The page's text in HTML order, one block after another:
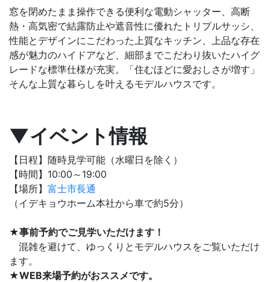
窓を閉めたまま操作できる便利な電動シャッター、高断
熱・高気密で結露防止や遮音性に優れたトリプルサッシ、
性能とデザインにこだわった上質なキッチン、上品な存在
感が魅力のハイドアなど、細部までこだわり抜いたハイグ
レードな標準仕様が充実。「住むほどに愛おしさが増す」
そんな上質な暮らしを叶えるモデルハウスです。
▼イベント情報
【日程】随時見学可能（水曜日を除く）
【時間】10:00～19:00
【場所】 富士市長通
（イデキョウホーム本社から車で約5分）
★事前予約でご見学いただけます！
混雑を避けて、ゆっくりとモデルハウスをご覧いただけ
ます。
★WEB来場予約がおススメです。